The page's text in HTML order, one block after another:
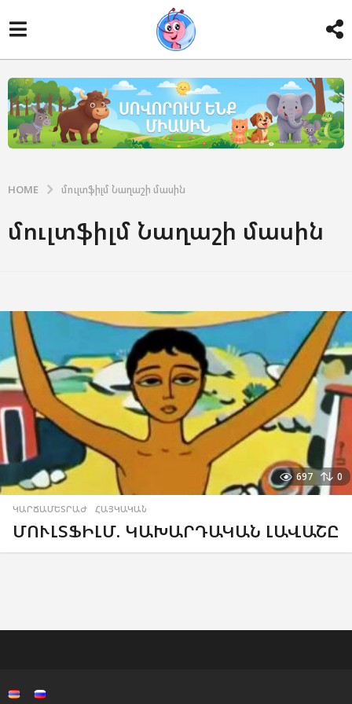
HOME մուլտֆիլմ Նաղաշի մասին
մուլտֆիլմ Նաղաշի մասին
697 0
ԿԱՐՃԱՄԵՏՐԱԺ ,ՀԱՅԿԱԿԱՆ
ՄՈՒԼՏՖԻԼՄ. ԿԱԽԱՐԴԱԿԱՆ ԼԱՎԱՇԸ